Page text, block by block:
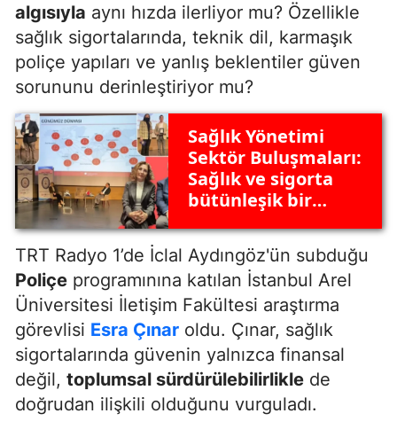
algısıyla aynı hızda ilerliyor mu? Özellikle
sağlık sigortalarında, teknik dil, karmaşık
poliçe yapıları ve yanlış beklentiler güven
sorununu derinleştiriyor mu?
Sağlık Yönetimi
Sektör Buluşmaları:
Sağlık ve sigorta
bütünleşik bir
TRT Radyo 1’de İclal Aydıngöz'ün subduğu
Poliçe programınına katılan İstanbul Arel
Üniversitesi İletişim Fakültesi araştırma
görevlisi Esra Çınar oldu. Çınar, sağlık
sigortalarında güvenin yalnızca finansal
değil, toplumsal sürdürülebilirlikle de
doğrudan ilişkili olduğunu vurguladı.